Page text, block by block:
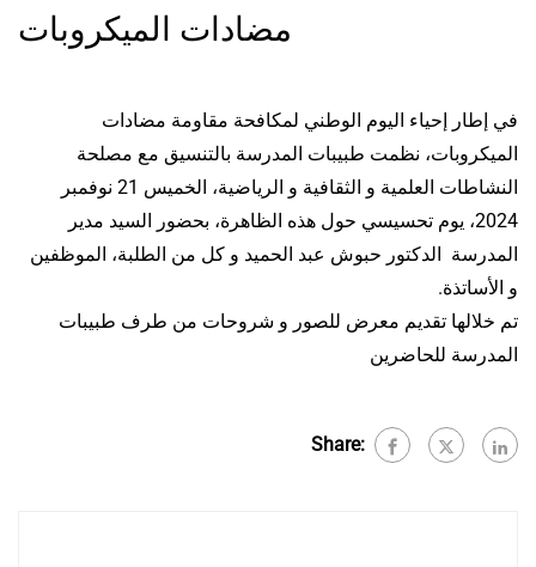
مضادات الميكروبات
في إطار إحياء اليوم الوطني لمكافحة مقاومة مضادات
الميكروبات، نظمت طبيبات المدرسة بالتنسيق مع مصلحة
النشاطات العلمية و الثقافية و الرياضية، الخميس 21 نوفمبر
2024، يوم تحسيسي حول هذه الظاهرة، بحضور السيد مدير
المدرسة
الدكتور حبوش عبد الحميد و كل من الطلبة، الموظفين
و الأساتذة.
تم خلالها تقديم معرض للصور و شروحات من طرف طبيبات
المدرسة للحاضرين
Share: